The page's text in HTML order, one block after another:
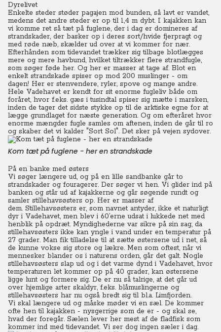
Dyrelivet
Enkelte steder støder pagajen mod bunden, så lavt er vandet,
medens det andre steder er op til 1,4 m dybt. I kajakken kan
vi komme ret så tæt på fuglene, der i dag er domineres af
strandskader, der basker op i deres sort/hvide fjerpragt og
med røde næb, skælder ud over at vi kommer for nær.
Efterhånden som tidevandet trækker sig tilbage blotlægges
mere og mere havbund, hvilket tiltrækker flere strandfugle,
som søger føde her. Og her er masser at tage af. Blot en
enkelt strandskade spiser op mod 200 muslinger - om
dagen! Her er stenvendere, ryler, spove og mange andre.
Hele Vadehavet er kendt for sit enorme fugleliv både om
foråret, hvor f.eks. gæs i tusindtal spiser sig mætte i marsken,
inden de tager det sidste stykke op til de arktiske egne for at
lægge grundlaget for næste generation. Og om efteråret hvor
enorme mængder fugle samles om aftenen, inden de går til ro
og skaber det vi kalder "Sort Sol". Det sker på vejen sydover.
Kom tæt på fuglene - her en strandskade
På en banke med østers
Vi søger længere ud, og på en lille sandbanke går to
strandskader og fouragerer. Der søger vi hen. Vi glider ind på
banken og står ud af kajakkerne og går søgende rundt og
samler stillehavsøsters op. Her er masser af
dem. Stillehavsøsters er, som navnet antyder, ikke et naturligt
dyr i Vadehavet, men blev i 60’erne udsat i lukkede net med
henblik på opdræt. Myndighederne var sikre på sin sag, da
stillehavsøsters ikke kan yngle i vand under en temperatur på
27 grader. Man fik tilladelse til at sætte østersene ud i net, så
de kunne vokse sig store og lækre. Men som oftest, når vi
mennesker blander os i naturens orden, går det galt. Nogle
stillehavsøsters slap ud og i det varme dynd i Vadehavet, hvor
temperaturen let kommer op på 40 grader, kan østersene
ligge lunt og formere sig. De er nu så talrige, at det går ud
over hjemlige arter skaldyr, f.eks. blåmuslingerne og
stillehavsøsters har nu også bredt sig til bl.a. Limfjorden.
Vi skal længere ud og måske møder vi en sæl. De kommer
ofte hen til kajakken - nysgerrige som de er - og skal se,
hvad der foregår. Sælen lever her mest af de fladfisk som
kommer ind med tidevandet. Vi ser dog ingen sæler i dag.